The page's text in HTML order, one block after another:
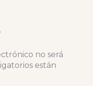
no será
están